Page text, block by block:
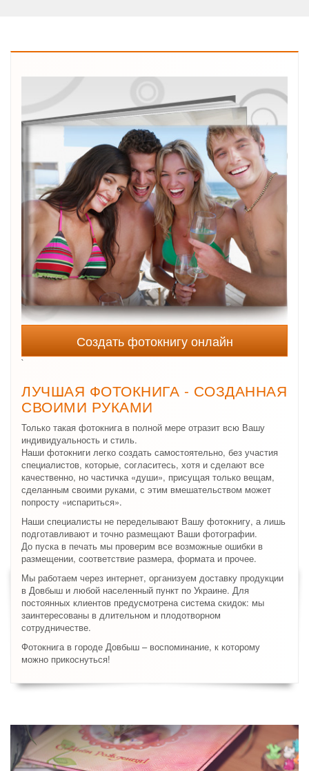
Создать фотокнигу онлайн
`
ЛУЧШАЯ ФОТОКНИГА - СОЗДАННАЯ
СВОИМИ РУКАМИ
Только такая фотокнига в полной мере отразит всю Вашу
индивидуальность и стиль.
Наши фотокниги легко создать самостоятельно, без участия
специалистов, которые, согласитесь, хотя и сделают все
качественно, но частичка «души», присущая только вещам,
сделанным своими руками, с этим вмешательством может
попросту «испариться».
Наши специалисты не переделывают Вашу фотокнигу, а лишь
подготавливают и точно размещают Ваши фотографии.
До пуска в печать мы проверим все возможные ошибки в
размещении, соответствие размера, формата и прочее.
Мы работаем через интернет, организуем доставку продукции
в Довбыш и любой населенный пункт по Украине. Для
постоянных клиентов предусмотрена система скидок: мы
заинтересованы в длительном и плодотворном
сотрудничестве.
Фотокнига в городе Довбыш – воспоминание, к которому
можно прикоснуться!